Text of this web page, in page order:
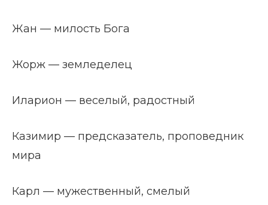
Жан — милость Бога
Жорж — земледелец
Иларион — веселый, радостный
Казимир — предсказатель, проповедник
мира
Карл — мужественный, смелый